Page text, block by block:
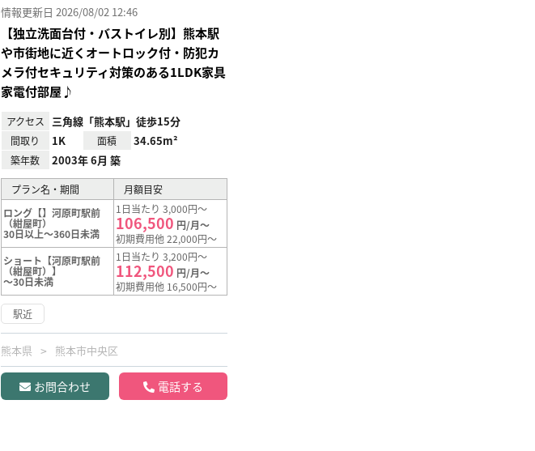
情報更新日 2026/08/02 12:46
【独立洗面台付・バストイレ別】熊本駅
や市街地に近くオートロック付・防犯カ
メラ付セキュリティ対策のある1LDK家具
家電付部屋♪
アクセス 三角線「熊本駅」徒歩15分
間取り 1K 面積 34.65m²
築年数 2003年 6月 築
プラン名・期間
月額目安
ロング【】河原町駅前
（紺屋町）
30日以上～360日未満
1日当たり 3,000円～
106,500 円/月～
初期費用他 22,000円～
ショート【河原町駅前
（紺屋町）】
～30日未満
1日当たり 3,200円～
112,500 円/月～
初期費用他 16,500円～
駅近
熊本県 熊本市中央区
お問合わせ 電話する